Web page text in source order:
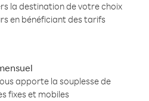
la destination de votre choix
en bénéficiant des tarifs
apporte la souplesse de
fixes et mobiles